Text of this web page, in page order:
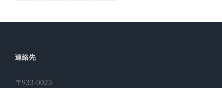
連絡先
〒933-0023